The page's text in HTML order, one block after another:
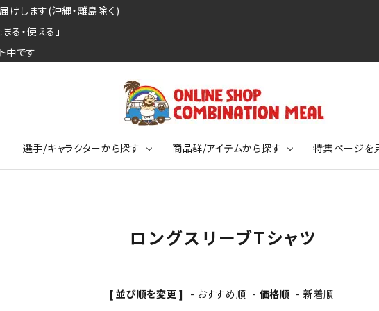
します(沖縄・離島除く)
る・使える」
中です
選手/キャラクターから探す
レジェンドサッカー選手シリーズ 競走馬コレクション
ジャパニメーションコレクション カジュアルフットボールスタイル
商品群/アイテムから探す
KIDSサイズ
特集ページを
ロングスリーブTシャツ
[ 並び順を変更 ] - おすすめ順 - 価格順 - 新着順